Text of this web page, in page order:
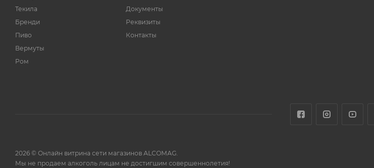
Текила
Бренди
Пиво
Вермуты
Ром
Документы
Реквизиты
Контакты
2026 © Онлайн витрина сети магазинов ALCOMAG.
Мы не продаем алкоголь лицам не достигшим совершеннолетия!